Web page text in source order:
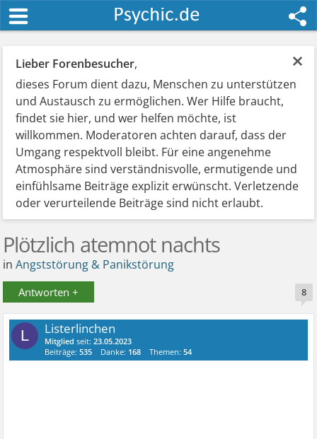
×
Lieber Forenbesucher,
dieses Forum dient dazu, Menschen zu unterstützen
und Austausch zu ermöglichen. Wer Hilfe braucht,
findet sie hier, und wer helfen möchte, ist
willkommen. Moderatoren achten darauf, dass der
Umgang respektvoll bleibt. Für eine angenehme
Atmosphäre sind verständnisvolle, ermutigende und
einfühlsame Beiträge explizit erwünscht. Verletzende
oder verurteilende Beiträge sind nicht erlaubt.
Plötzlich atemnot nachts
inAngststörung & Panikstörung
Antworten + 8
L Listerlinchen
Mitglied seit:23.05.2023
Beiträge:535 Danke: 168 Themen:54